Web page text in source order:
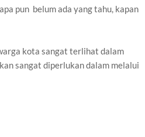
pun belum ada yang tahu, kapan
kota sangat terlihat dalam
sangat diperlukan dalam melalui